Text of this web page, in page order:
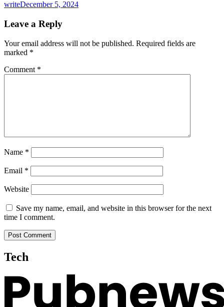
writeDecember 5, 2024
Leave a Reply
Your email address will not be published. Required fields are
marked *
Comment *
Name *
Email *
Website
Save my name, email, and website in this browser for the next
time I comment.
Tech